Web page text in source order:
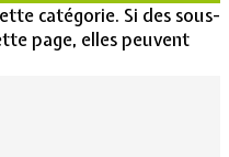
catégorie. Si des sous-
page, elles peuvent